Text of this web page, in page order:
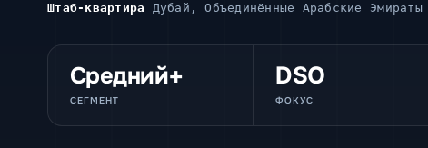
Штаб-квартира Дубай, Объединённые Арабские Эмираты
Средний+
СЕГМЕНТ
DSO
ФОКУС